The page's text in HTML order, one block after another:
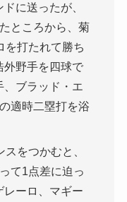
に送ったが、
ところから、菊
を打たれて勝ち
外野手を四球で
、ブラッド・エ
適時二塁打を浴
をつかむと、
て1点差に迫っ
レーロ、マギー